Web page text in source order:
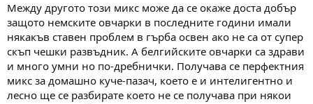
Между другото този микс може да се окаже доста добър
защото немските овчарки в последните години имали
някакъв ставен проблем в гърба освен ако не са от супер
скъп чешки развъдник. А белгийските овчарки са здрави
и много умни но по-дребнички. Получава се перфектния
микс за домашно куче-пазач, което е и интелигентно и
лесно ще се разбирате което не се получава при някои